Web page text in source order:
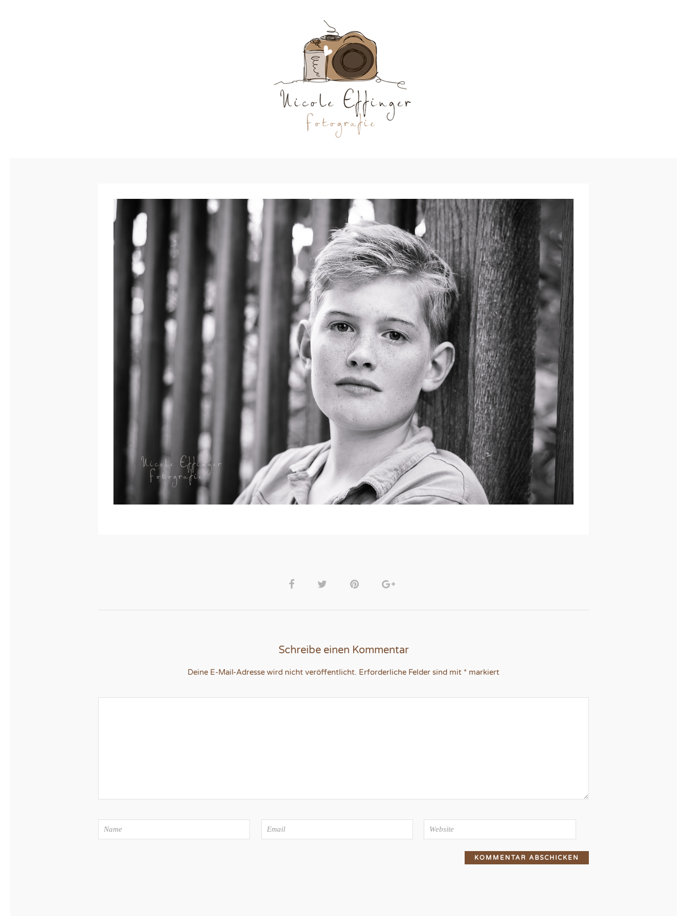
Schreibe einen Kommentar
Deine E-Mail-Adresse wird nicht veröffentlicht. Erforderliche Felder sind mit * markiert